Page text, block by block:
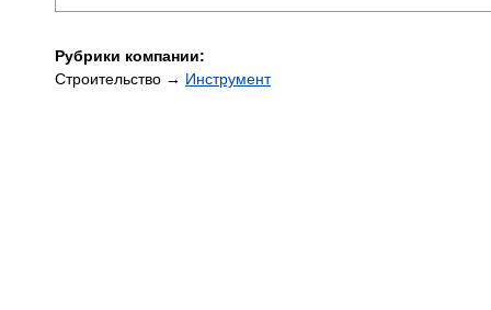
Рубрики компании:
Строительство → Инструмент